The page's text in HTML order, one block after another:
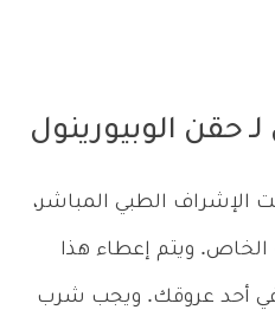
حقن الوبيورينول
الإشراف الطبي المباشر،
ويتم إعطاء هذا
في أحد عروقك. ويجب شرب